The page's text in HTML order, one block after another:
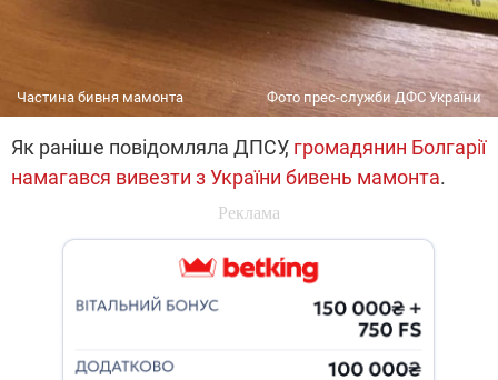
Частина бивня мамонта Фото прес-служби ДФС України
Як раніше повідомляла ДПСУ, громадянин Болгарії
намагався вивезти з України бивень мамонта.